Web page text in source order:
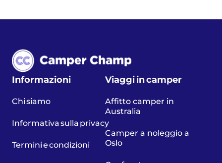
Informazioni
Chi siamo
Informativa sulla privacy
Termini e condizioni
Viaggi in camper
Affitto camper in
Australia
Camper a noleggio a
Oslo